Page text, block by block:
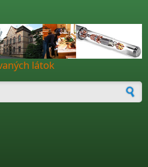
látok